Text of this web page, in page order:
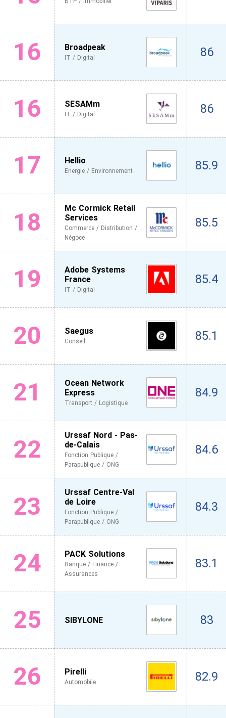
16 Broadpeak
IT / Digital 86
16 SESAMm
IT / Digital 86
17 Hellio
Energie / Environnement 85.9
18
Mc Cormick Retail
Services
Commerce / Distribution /
Négoce
85.5
19
Adobe Systems
France
IT / Digital
85.4
20 Saegus
Conseil 85.1
21
Ocean Network
Express
Transport / Logistique
84.9
22
Urssaf Nord - Pas-
de-Calais
Fonction Publique /
Parapublique / ONG
84.6
23
Urssaf Centre-Val
de Loire
Fonction Publique /
Parapublique / ONG
84.3
24 PACK Solutions
Banque / Finance /
Assurances
83.1
25 SIBYLONE 83
26 Pirelli
Automobile 82.9